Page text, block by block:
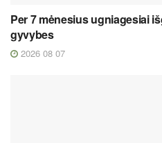
Per 7 mėnesius ugniagesiai
gyvybes
2026 08 07